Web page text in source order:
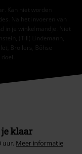
Kan niet worden
Na het invoeren van
in je winkelmandje. Niet
(Till) Lindemann,
Broilers, Böhse
klaar
uur. Meer informatie